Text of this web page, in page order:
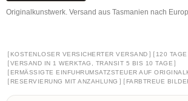
Originalkunstwerk. Versand aus Tasmanien nach
[ KOSTENLOSER VERSICHERTER VERSAND ] [ 120
[VERSAND IN 1 WERKTAG, TRANSIT 5 BIS 10 TAGE ]
[ ERMÄSSIGTE EINFUHRUMSATZSTEUER AUF
[ RESERVIERUNG MIT ANZAHLUNG ] [ FARBTREUE